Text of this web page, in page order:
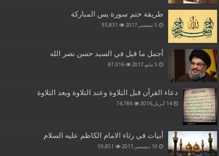
طريقة ختم سورة يس المباركة
5 سبتمبر,2017 93,831
أجمل ما قيل في السيد حسن نصر الله
5 مايو,2017 87,016
دعاء القرآن قبل التلاوة وعند التلاوة وبعد التلاوة
14 أبريل,2016 74,786
أبيات في رثاء الامام الكاظم عليه السلام
10 ديسمبر,2017 59,851